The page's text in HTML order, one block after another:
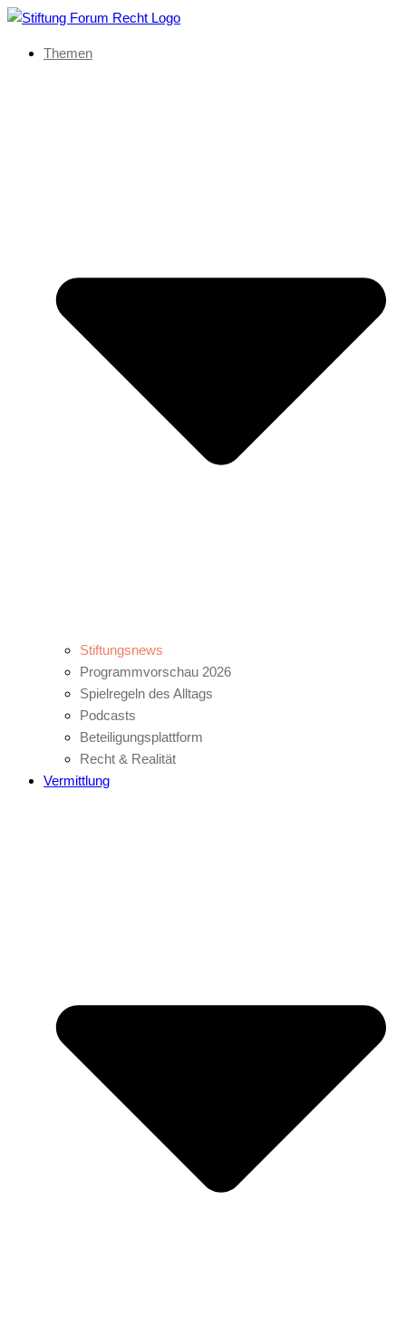
Themen
Stiftungsnews
Programmvorschau 2026
Spielregeln des Alltags
Podcasts
Beteiligungsplattform
Recht & Realität
Vermittlung